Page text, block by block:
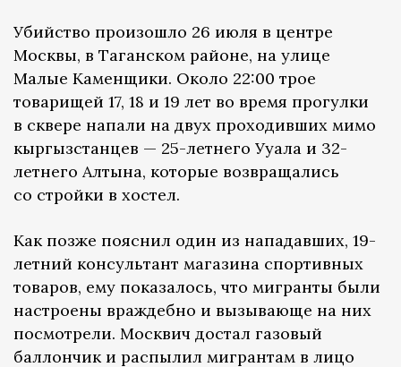
Убийство произошло 26 июля в центре
Москвы, в Таганском районе, на улице
Малые Каменщики. Около 22:00 трое
товарищей 17, 18 и 19 лет во время прогулки
в сквере напали на двух проходивших мимо
кыргызстанцев — 25-летнего Ууала и 32-
летнего Алтына, которые возвращались
со стройки в хостел.
Как позже пояснил один из нападавших, 19-
летний консультант магазина спортивных
товаров, ему показалось, что мигранты были
настроены враждебно и вызывающе на них
посмотрели. Москвич достал газовый
баллончик и распылил мигрантам в лицо